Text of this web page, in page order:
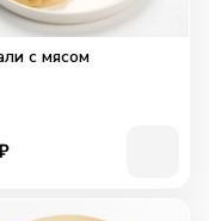
с мясом